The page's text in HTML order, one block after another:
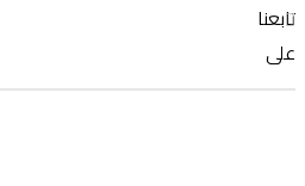
تابعنا
على